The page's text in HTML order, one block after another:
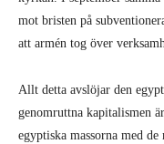
mot bristen på
att armén tog över
Allt detta avslöjar den
genomruttna kapitalismen
egyptiska massorna med